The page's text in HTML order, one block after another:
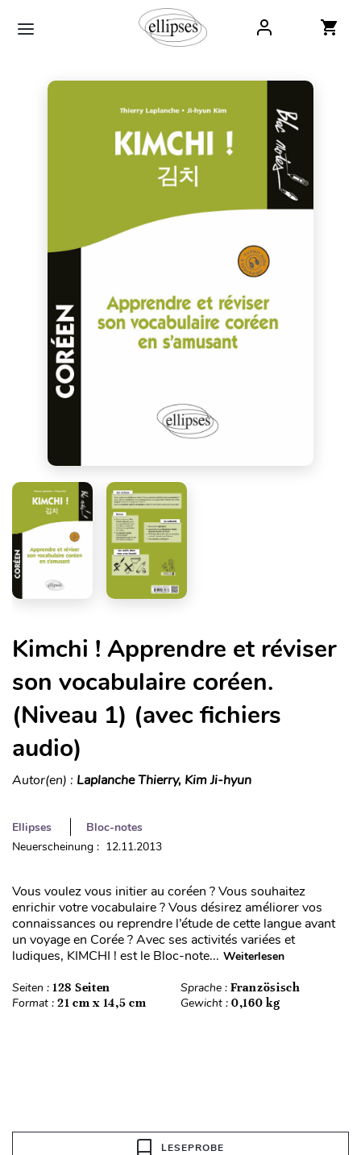
Kimchi ! Apprendre et réviser
son vocabulaire coréen.
(Niveau 1) (avec fichiers
audio)
Autor(en) : Laplanche Thierry, Kim Ji-hyun
Ellipses
Bloc-notes
Neuerscheinung : 12.11.2013
Vous voulez vous initier au coréen ? Vous souhaitez
enrichir votre vocabulaire ? Vous désirez améliorer vos
connaissances ou reprendre l’étude de cette langue avant
un voyage en Corée ? Avec ses activités variées et
ludiques, KIMCHI ! est le Bloc-note... Weiterlesen
Seiten : 128 Seiten Sprache : Französisch
Format : 21 cm x 14,5 cm Gewicht : 0,160 kg
LESEPROBE